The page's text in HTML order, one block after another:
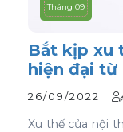
Tháng 09
Bắt kịp xu
hiện đại từ
cong
26/09/2022 |
Xu thế của nội